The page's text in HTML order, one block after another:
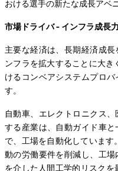
おける選手の新たな成長アベ
市場ドライバ - インフラ成長
主要な経済は、長期経済成
ンフラを拡大することに大
けるコンベアシステムプロ
す。
自動車、エレクトロニクス
する産業は、自動ガイド車
で、工場を自動化していま
動の労働要件を削減し、工
を介した人間工学的リスク